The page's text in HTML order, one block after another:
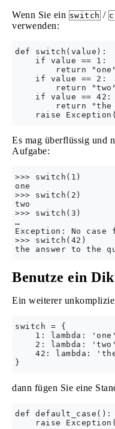
Wenn Sie ein switch /
verwenden:
def switch(value):
    if value == 1:
        return "one"
    if value == 2:
        return "two"
    if value == 42:
return "the
Es mag überflüssig und
Aufgabe:
>>> switch(1)
one
>>> switch(2)
two
>>> switch(3)
…
Exception: No case
>>> switch(42)
Benutze ein
Ein weiterer
switch = {
1: lambda:
2: lambda:
42: lambda:
dann fügen Sie eine
def default_case():